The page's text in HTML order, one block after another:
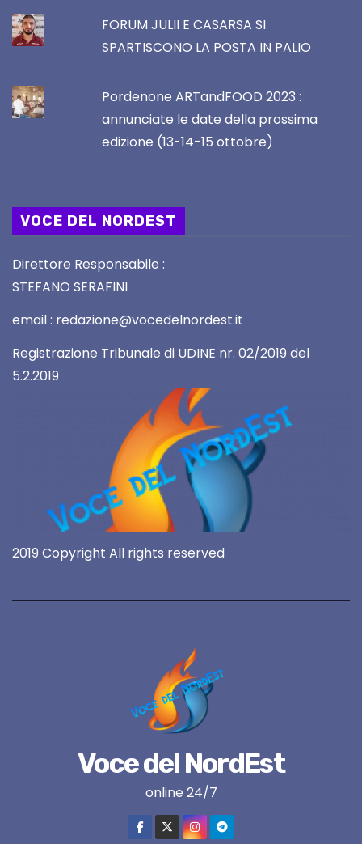
FORUM JULII E CASARSA SI
SPARTISCONO LA POSTA IN PALIO
Pordenone ARTandFOOD 2023 :
annunciate le date della prossima
edizione (13-14-15 ottobre)
VOCE DEL NORDEST
Direttore Responsabile :
STEFANO SERAFINI
email : redazione@vocedelnordest.it
Registrazione Tribunale di UDINE nr. 02/2019 del
5.2.2019
2019 Copyright All rights reserved
Voce del NordEst
online 24/7